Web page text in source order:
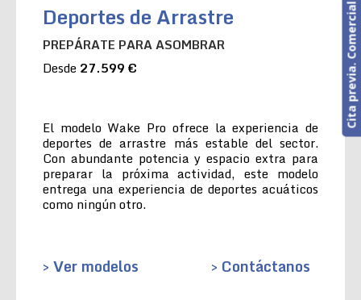
Deportes de Arrastre
PREPÁRATE PARA ASOMBRAR
Desde 27.599 €
El modelo Wake Pro ofrece la experiencia de
deportes de arrastre más estable del sector.
Con abundante potencia y espacio extra para
preparar la próxima actividad, este modelo
entrega una experiencia de deportes acuáticos
como ningún otro.
> Ver modelos > Contáctanos
Cita previa. Comercial o Taller